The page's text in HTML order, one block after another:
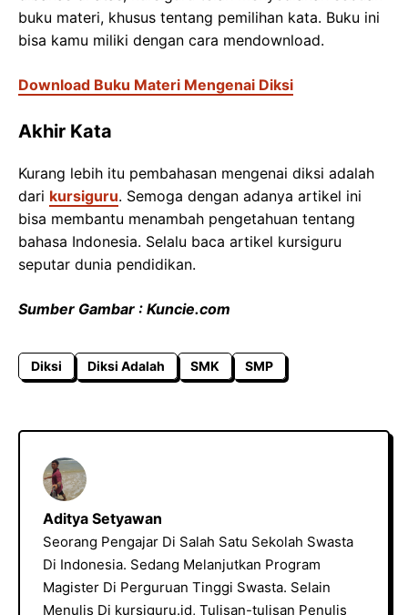
buku materi, khusus tentang pemilihan kata. Buku ini
bisa kamu miliki dengan cara mendownload.
Download Buku Materi Mengenai Diksi
Akhir Kata
Kurang lebih itu pembahasan mengenai diksi adalah
dari kursiguru. Semoga dengan adanya artikel ini
bisa membantu menambah pengetahuan tentang
bahasa Indonesia. Selalu baca artikel kursiguru
seputar dunia pendidikan.
Sumber Gambar : Kuncie.com
Diksi Diksi Adalah SMK SMP
Aditya Setyawan
Seorang Pengajar Di Salah Satu Sekolah Swasta
Di Indonesia. Sedang Melanjutkan Program
Magister Di Perguruan Tinggi Swasta. Selain
Menulis Di kursiguru.id, Tulisan-tulisan Penulis